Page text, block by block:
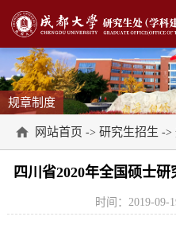
规章制度
网站首页 -> 研究生招生 ->
四川省2020年全国硕士
时间：2019-09-